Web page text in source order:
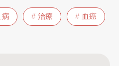
治療 血癌